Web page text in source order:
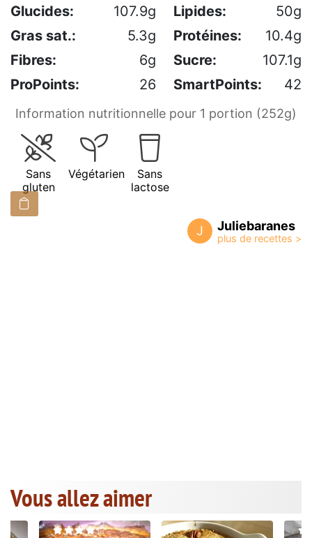
Glucides: 107.9g Lipides:
50g
Gras sat.:
5.3g Protéines:
10.4g
Fibres:
6g Sucre:
107.1g
ProPoints:
26 SmartPoints: 42
Information nutritionnelle pour 1 portion (252g)
Sans
gluten
Végétarien
Sans
lactose
J Juliebaranes
Vous allez aimer